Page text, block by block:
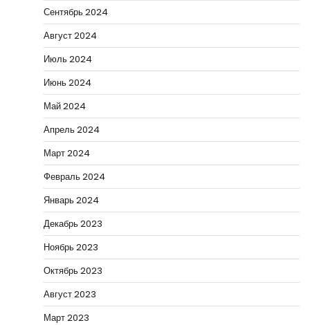
Сентябрь 2024
Август 2024
Июль 2024
Июнь 2024
Май 2024
Апрель 2024
Март 2024
Февраль 2024
Январь 2024
Декабрь 2023
Ноябрь 2023
Октябрь 2023
Август 2023
Март 2023